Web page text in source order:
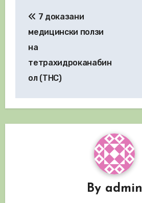
7 доказани
медицински ползи
на
тетрахидроканабин
ол (THC)
By admin